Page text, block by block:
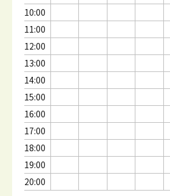
10:00
11:00
12:00
13:00
14:00
15:00
16:00
17:00
18:00
19:00
20:00